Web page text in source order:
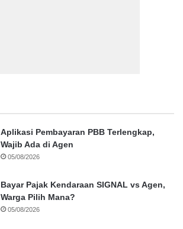
Aplikasi Pembayaran PBB Terlengkap,
Wajib Ada di Agen
05/08/2026
Bayar Pajak Kendaraan SIGNAL vs Agen,
Warga Pilih Mana?
05/08/2026